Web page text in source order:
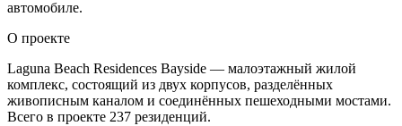
автомобиле.
О проекте
Laguna Beach Residences Bayside — малоэтажный жилой
комплекс, состоящий из двух корпусов, разделённых
живописным каналом и соединённых пешеходными мостами.
Всего в проекте 237 резиденций.